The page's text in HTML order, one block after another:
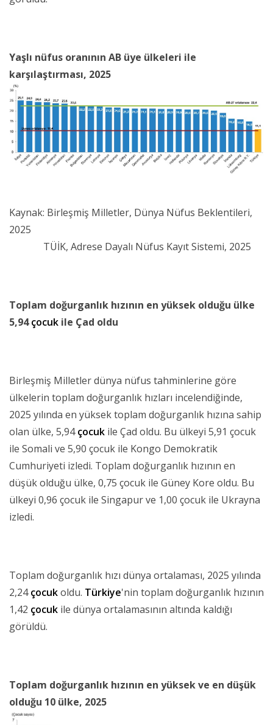
Yaşlı nüfus oranının AB üye ülkeleri ile
karşılaştırması, 2025
Kaynak: Birleşmiş Milletler, Dünya Nüfus Beklentileri,
2025
TÜİK, Adrese Dayalı Nüfus Kayıt Sistemi, 2025
Toplam doğurganlık hızının en yüksek olduğu ülke
5,94çocuk ile Çad oldu
Birleşmiş Milletler dünya nüfus tahminlerine göre
ülkelerin toplam doğurganlık hızları incelendiğinde,
2025 yılında en yüksek toplam doğurganlık hızına sahip
olan ülke, 5,94çocuk ile Çad oldu. Bu ülkeyi 5,91 çocuk
ile Somali ve 5,90 çocuk ile Kongo Demokratik
Cumhuriyeti izledi. Toplam doğurganlık hızının en
düşük olduğu ülke, 0,75 çocuk ile Güney Kore oldu. Bu
ülkeyi 0,96 çocuk ile Singapur ve 1,00 çocuk ile Ukrayna
izledi.
Toplam doğurganlık hızı dünya ortalaması, 2025 yılında
2,24çocukoldu. Türkiye'nin toplam doğurganlık hızının
1,42 çocuk ile dünya ortalamasının altında kaldığı
görüldü.
Toplam doğurganlık hızının en yüksek ve en düşük
olduğu 10 ülke, 2025